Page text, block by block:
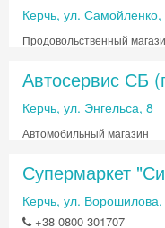
Керчь, ул. Самойленко,
Продовольственный
Автосервис СБ
Керчь, ул. Энгельса, 8
Автомобильный магазин
Супермаркет
Керчь, ул. Ворошилова,
+38 0800 301707